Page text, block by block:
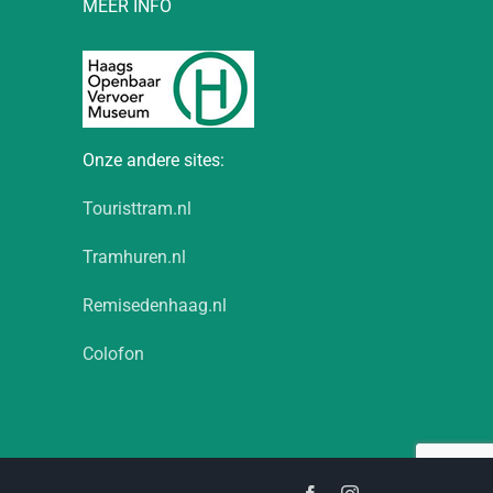
MEER INFO
Onze andere sites:
Touristtram.nl
Tramhuren.nl
Remisedenhaag.nl
Colofon